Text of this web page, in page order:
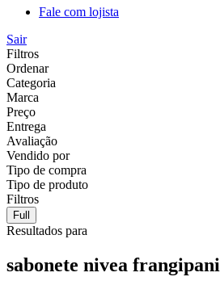
Fale com lojista
Sair
Filtros
Ordenar
Categoria
Marca
Preço
Entrega
Avaliação
Vendido por
Tipo de compra
Tipo de produto
Filtros
Full
Resultados para
sabonete nivea frangipani